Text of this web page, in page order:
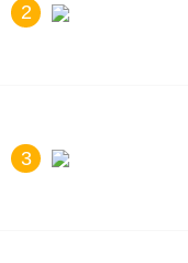
2
3